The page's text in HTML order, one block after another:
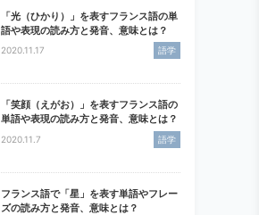
「光（ひかり）」を表すフランス語の単
語や表現の読み方と発音、意味とは？
2020.11.17 語学
「笑顔（えがお）」を表すフランス語の
単語や表現の読み方と発音、意味とは？
2020.11.7 語学
フランス語で「星」を表す単語やフレー
ズの読み方と発音、意味とは？